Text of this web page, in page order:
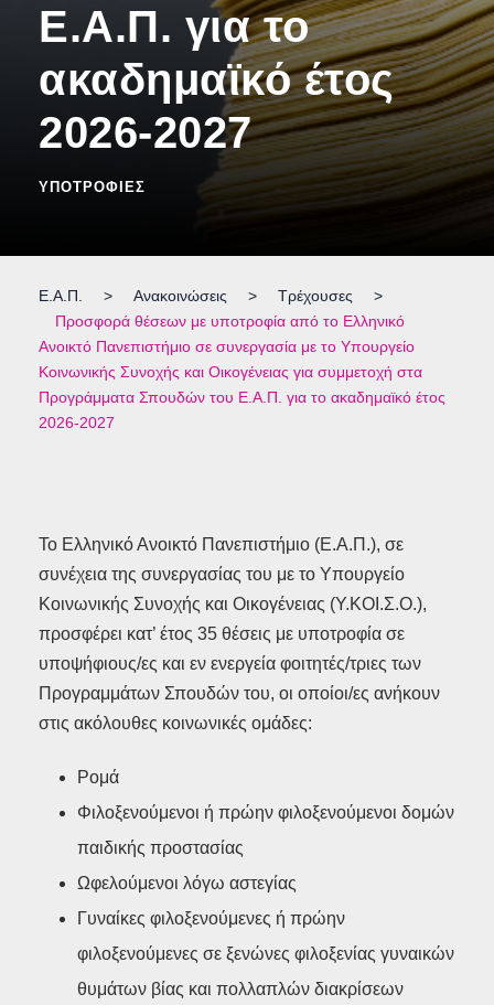
Ε.Α.Π. για το
ακαδημαϊκό έτος
2026-2027
ΥΠΟΤΡΟΦΊΕΣ
Ε.Α.Π. > Ανακοινώσεις > Τρέχουσες
>
Προσφορά θέσεων με υποτροφία από το Ελληνικό
Ανοικτό Πανεπιστήμιο σε συνεργασία με το Υπουργείο
Κοινωνικής Συνοχής και Οικογένειας για συμμετοχή στα
Προγράμματα Σπουδών του Ε.Α.Π. για το ακαδημαϊκό έτος
2026-2027
Το Ελληνικό Ανοικτό Πανεπιστήμιο (Ε.Α.Π.), σε
συνέχεια της συνεργασίας του με το Υπουργείο
Κοινωνικής Συνοχής και Οικογένειας (Υ.ΚΟΙ.Σ.Ο.),
προσφέρει κατ’ έτος 35 θέσεις με υποτροφία σε
υποψήφιους/ες και εν ενεργεία φοιτητές/τριες των
Προγραμμάτων Σπουδών του, οι οποίοι/ες ανήκουν
στις ακόλουθες κοινωνικές ομάδες:
Ρομά
Φιλοξενούμενοι ή πρώην φιλοξενούμενοι δομών
παιδικής προστασίας
Ωφελούμενοι λόγω αστεγίας
Γυναίκες φιλοξενούμενες ή πρώην
φιλοξενούμενες σε ξενώνες φιλοξενίας γυναικών
θυμάτων βίας και πολλαπλών διακρίσεων